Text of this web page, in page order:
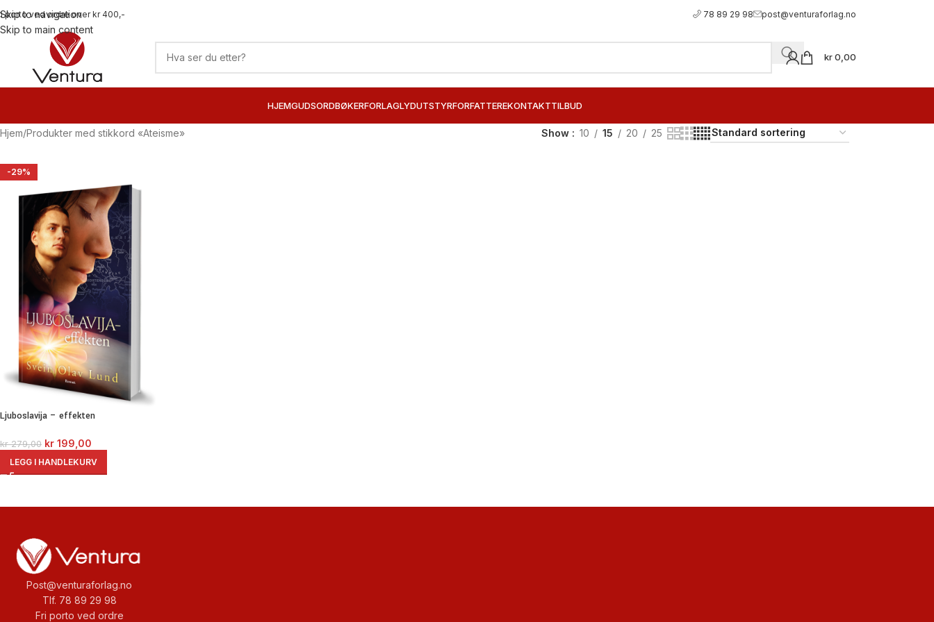
Skip to navigation
Skip to main content
porto ved ordre over kr 400,- 78 89 29 98 post@venturaforlag.no
kr0,00
HJEMGUDSORDBØKERFORLAGLYDUTSTYRFORFATTEREKONTAKTTILBUD
Hjem Produkter med stikkord «Ateisme» Show 10 15 20 25
-29%
Ljuboslavija – effekten
kr279,00 kr 199,00
LEGG I HANDLEKURV
Post@venturaforlag.no
Tlf. 78 89 29 98
Fri porto ved ordre